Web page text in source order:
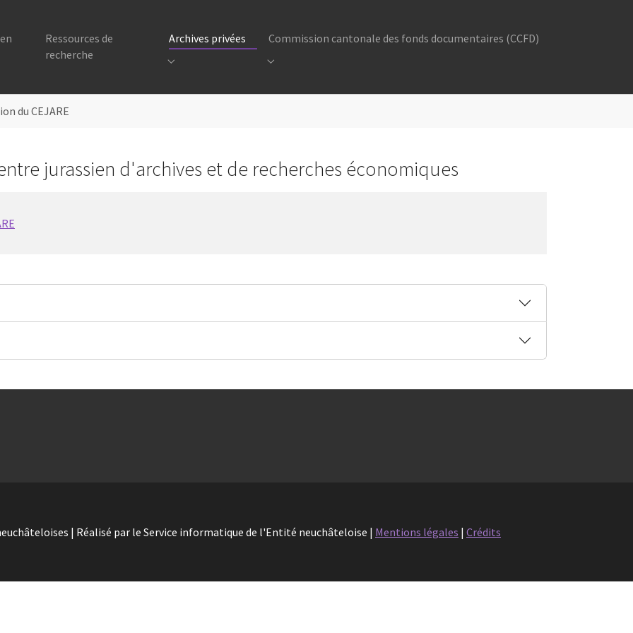
Ressources de
recherche
Archives privées
Submenu for "Archives privées"
Commission cantonale des fonds documentaires (CCFD)
Submenu for "Commission cantonale des fonds documentaires (CCFD)"
du CEJARE
jurassien d'archives et de recherches économiques
| Réalisé par le Service informatique de l'Entité neuchâteloise | Mentions légales | Crédits